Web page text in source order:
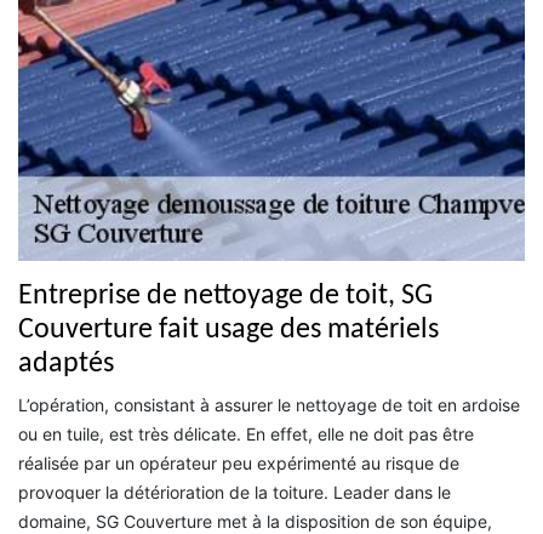
Entreprise de nettoyage de toit, SG
Couverture fait usage des matériels
adaptés
L’opération, consistant à assurer le nettoyage de toit en ardoise
ou en tuile, est très délicate. En effet, elle ne doit pas être
réalisée par un opérateur peu expérimenté au risque de
provoquer la détérioration de la toiture. Leader dans le
domaine, SG Couverture met à la disposition de son équipe,